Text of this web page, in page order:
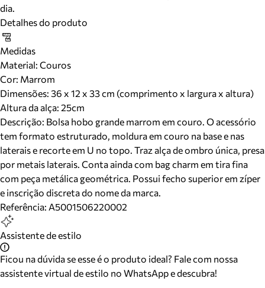
dia.
Detalhes do produto
Medidas
Material: Couros
Cor: Marrom
Dimensões: 36 x 12 x 33 cm (comprimento x largura x altura)
Altura da alça: 25cm
Descrição: Bolsa hobo grande marrom em couro. O acessório
tem formato estruturado, moldura em couro na base e nas
laterais e recorte em U no topo. Traz alça de ombro única, presa
por metais laterais. Conta ainda com bag charm em tira fina
com peça metálica geométrica. Possui fecho superior em zíper
e inscrição discreta do nome da marca.
Referência: A5001506220002
Assistente de estilo
Ficou na dúvida se esse é o produto ideal? Fale com nossa
assistente virtual de estilo no WhatsApp e descubra!